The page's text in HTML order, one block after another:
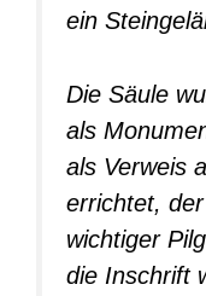
ein
Die Säule
als
als Verweis
errichtet,
wichtiger
die Inschrift